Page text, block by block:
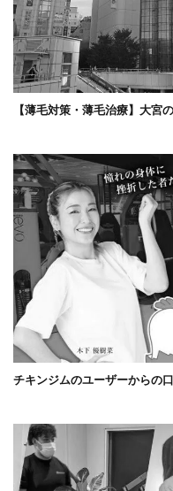
【薄毛対策・薄毛治療】大宮
チキンジムのユーザーからの